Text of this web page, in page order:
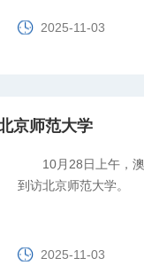
2025-11-03
京师范大学
10月28日上午，
到访北京师范大学。
2025-11-03